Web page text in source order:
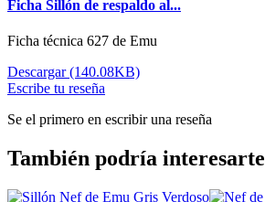
Ficha Sillón de respaldo al...
Ficha técnica 627 de Emu
Descargar (140.08KB)
Escribe tu reseña
Se el primero en escribir una reseña
También podría interesarte